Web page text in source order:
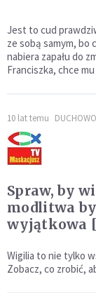
Jest to cud
ze sobą samym, bo
nabiera zapału do
Franciszka, chce
10 lat temu
Spraw, by
modlitwa
wyjątkowa
Wigilia to nie tylko
Zobacz, co zrobić,